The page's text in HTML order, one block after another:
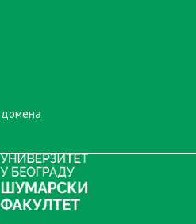
домена